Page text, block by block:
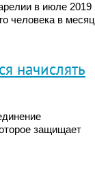
в июле 2019
человека в месяц
начислять
защищает